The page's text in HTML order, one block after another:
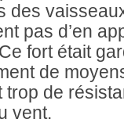
des
pas d’en
fort était
de
trop de
vent.